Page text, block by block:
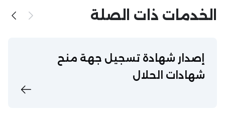
الخدمات ذات الصلة
إصدار شهادة تسجيل جهة منح
شهادات الحلال​